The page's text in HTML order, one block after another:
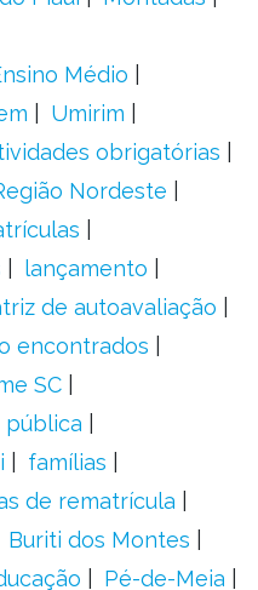
Médio
Umirim
obrigatórias
Nordeste
lançamento
de autoavaliação
encontrados
SC
famílias
de rematrícula
Buriti dos Montes
Pé-de-Meia